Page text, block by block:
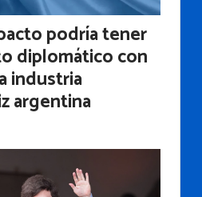
podría tener
diplomático con
industria
argentina